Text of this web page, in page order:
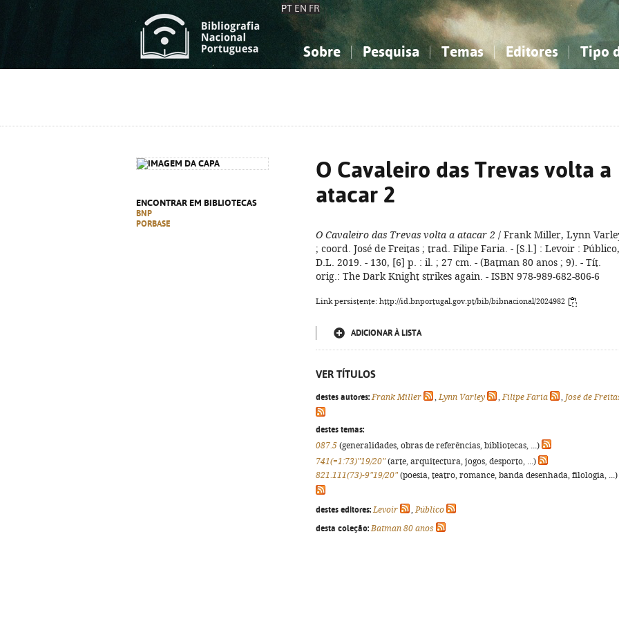
PT EN FR
Sobre Pesquisa Temas Editores Tipo
ENCONTRAR EM BIBLIOTECAS
BNP
PORBASE
O Cavaleiro das Trevas volta a
atacar 2
O Cavaleiro das Trevas volta a atacar 2 / Frank Miller, Lynn
; coord. José de Freitas ; trad. Filipe Faria. - [S.l.] : Levoir : Público,
D.L. 2019. - 130, [6] p. : il. ; 27 cm. - (Batman 80 anos ; 9). - Tít.
orig.: The Dark Knight strikes again. - ISBN 978-989-682-806-6
Link persistente: http://id.bnportugal.gov.pt/bib/bibnacional/2024982
ADICIONAR À LISTA
VER TÍTULOS
destes autores: Frank Miller ,Lynn Varley ,Filipe Faria , José de
destes temas:
087.5 (generalidades, obras de referências, bibliotecas, ...)
741(=1:73)"19/20"(arte, arquitectura, jogos, desporto, ...)
821.111(73)-9"19/20"(poesia, teatro, romance, banda desenhada, filologia, ...)
destes editores: Levoir ,Público
desta coleção: Batman 80 anos